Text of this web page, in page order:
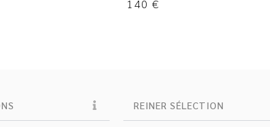
140 €
REINER SÉLECTION